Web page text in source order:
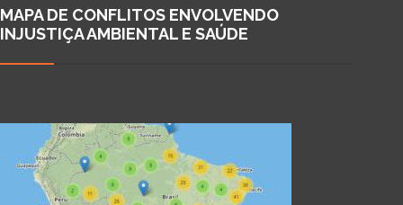
MAPA DE CONFLITOS ENVOLVENDO
INJUSTIÇA AMBIENTAL E SAÚDE